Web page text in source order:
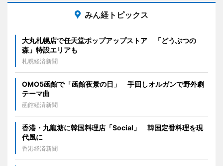
みん経トピックス
大丸札幌店で任天堂ポップアップストア 「どうぶつの
森」特設エリアも
札幌経済新聞
OMO5函館で「函館夜景の日」 手回しオルガンで野外劇
テーマ曲
函館経済新聞
香港・九龍塘に韓国料理店「Social」 韓国定番料理を現
代風に
香港経済新聞